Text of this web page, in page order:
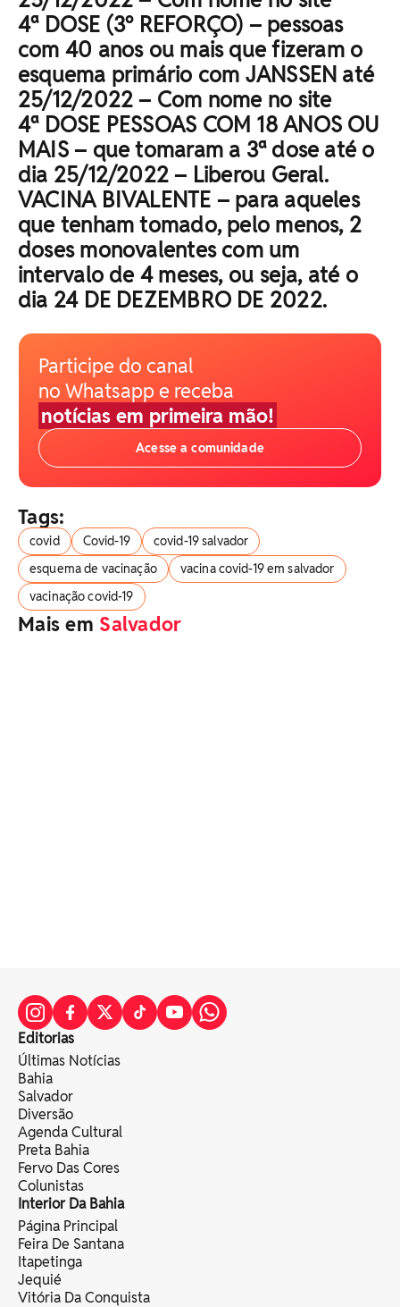
4ª DOSE (3º REFORÇO) – pessoas
com 40 anos ou mais que fizeram o
esquema primário com JANSSEN até
25/12/2022 – Com nome no site
4ª DOSE PESSOAS COM 18 ANOS OU
MAIS – que tomaram a 3ª dose até o
dia 25/12/2022 – Liberou Geral.
VACINA BIVALENTE – para aqueles
que tenham tomado, pelo menos, 2
doses monovalentes com um
intervalo de 4 meses, ou seja, até o
dia 24 DE DEZEMBRO DE 2022.
Participe do canal
no Whatsapp e receba
notícias em primeira mão!
Acesse a comunidade
Tags:
covid Covid-19
covid-19 salvador
esquema de vacinação
vacina covid-19 em salvador
vacinação covid-19
Mais em Salvador
Editorias
Últimas Notícias
Bahia
Salvador
Diversão
Agenda Cultural
Preta Bahia
Fervo Das Cores
Colunistas
Interior Da Bahia
Página Principal
Feira De Santana
Itapetinga
Jequié
Vitória Da Conquista